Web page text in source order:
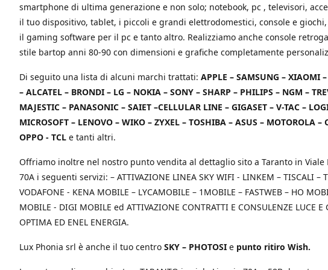
smartphone di ultima generazione e non solo; notebook, pc , televisori,
il tuo dispositivo, tablet, i piccoli e grandi elettrodomestici, console e
il gaming software per il pc e tanto altro. Realizziamo anche console
stile bartop anni 80-90 con dimensioni e grafiche completamente
Di seguito una lista di alcuni marchi trattati: APPLE – SAMSUNG – XIAOMI
– ALCATEL – BRONDI – LG – NOKIA – SONY – SHARP – PHILIPS – NGM –
MAJESTIC – PANASONIC – SAIET –CELLULAR LINE – GIGASET – V-TAC –
MICROSOFT – LENOVO – WIKO – ZYXEL – TOSHIBA – ASUS – MOTOROLA –
OPPO - TCL e tanti altri.
Offriamo inoltre nel nostro punto vendita al dettaglio sito a Taranto in Viale
70A i seguenti servizi: – ATTIVAZIONE LINEA SKY WIFI - LINKEM – TISCALI –
VODAFONE - KENA MOBILE – LYCAMOBILE – 1MOBILE – FASTWEB – HO
MOBILE - DIGI MOBILE ed ATTIVAZIONE CONTRATTI E CONSULENZE LUCE E
OPTIMA ED ENEL ENERGIA.
Lux Phonia srl è anche il tuo centro SKY – PHOTOSI e punto ritiro Wish.